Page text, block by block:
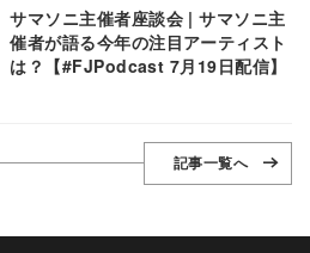
サマソニ主催者座談会 | サマソニ主
催者が語る今年の注目アーティスト
は？【#FJPodcast 7月19日配信】
記事一覧へ